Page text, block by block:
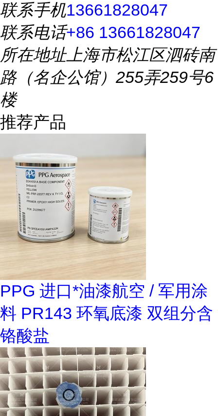
联系手机13661828047
联系电话+86 13661828047
所在地址上海市松江区泗砖南
路（名企公馆）255弄259号6
楼
推荐产品
PPG 进口*油漆航空 / 军用涂
料 PR143 环氧底漆 双组分含
铬酸盐